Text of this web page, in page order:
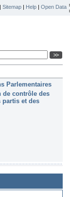
| Sitemap | Help | Open Data
Parlementaires
de contrôle des
partis et des